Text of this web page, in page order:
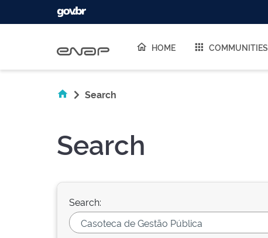
HOME COMMUNITIES
Search
Search
Search: